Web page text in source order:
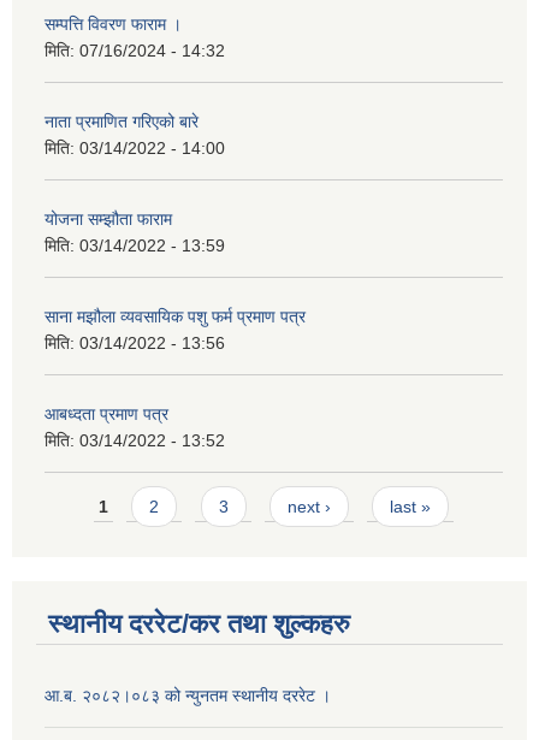
सम्पत्ति विवरण फाराम ।
मिति: 07/16/2024 - 14:32
नाता प्रमाणित गरिएको बारे
मिति: 03/14/2022 - 14:00
योजना सम्झौता फाराम
मिति: 03/14/2022 - 13:59
साना मझौला व्यवसायिक पशु फर्म प्रमाण पत्र
मिति: 03/14/2022 - 13:56
आबध्दता प्रमाण पत्र
मिति: 03/14/2022 - 13:52
Pages
1 2 3 next › last »
स्थानीय दररेट/कर तथा शुल्कहरु
आ.ब. २०८२।०८३ को न्युनतम स्थानीय दररेट ।